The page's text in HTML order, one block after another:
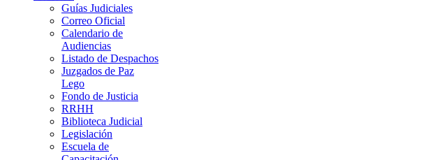
Guías Judiciales
Correo Oficial
Calendario de
Audiencias
Listado de Despachos
Juzgados de Paz
Lego
Fondo de Justicia
RRHH
Biblioteca Judicial
Legislación
Escuela de